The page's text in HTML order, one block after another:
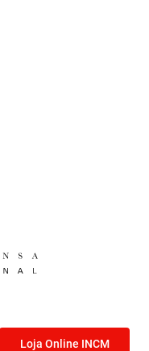
Loja Online INCM